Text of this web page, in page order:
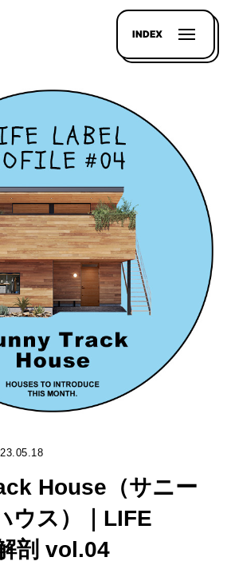
INDEX
HOUSE
LINE-
PROJECT
ライフレー
House（サニー
ウス）｜LIFE
剖 vol.04